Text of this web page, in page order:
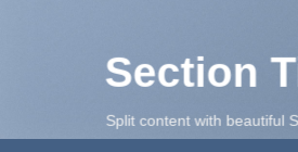
Section
Split content with beautiful